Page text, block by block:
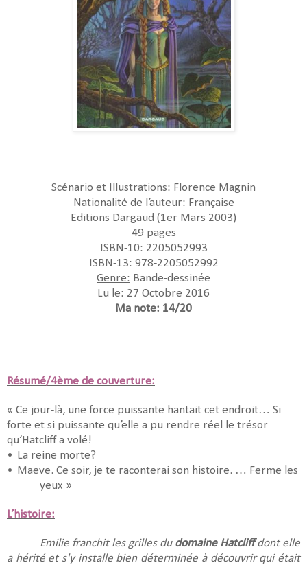
Scénario et Illustrations: Florence Magnin
Nationalité de l’auteur: Française
Editions Dargaud (1er Mars 2003)
49 pages
ISBN-10: 2205052993
ISBN-13: 978-2205052992
Genre: Bande-dessinée
Lu le: 27 Octobre 2016
Ma note: 14/20
Résumé/4ème de couverture:
« Ce jour-là, une force puissante hantait cet endroit… Si
forte et si puissante qu’elle a pu rendre réel le trésor
qu’Hatcliff a volé!
•
La reine morte?
•
Maeve. Ce soir, je te raconterai son histoire. … Ferme les
yeux »
L’histoire:
Emilie franchit les grilles du domaine Hatcliffdont elle
a hérité et s'y installe bien déterminée à découvrir qui était